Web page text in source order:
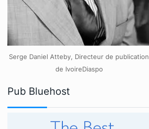
Serge Daniel Atteby, Directeur de publication
de IvoireDiaspo
Pub Bluehost